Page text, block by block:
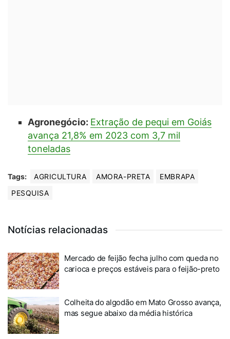
Agronegócio: Extração de pequi em Goiás
avança 21,8% em 2023 com 3,7 mil
toneladas
Tags: AGRICULTURA AMORA-PRETA
EMBRAPA
PESQUISA
Notícias relacionadas
Mercado de feijão fecha julho com queda no
carioca e preços estáveis para o feijão-preto
Colheita do algodão em Mato Grosso avança,
mas segue abaixo da média histórica